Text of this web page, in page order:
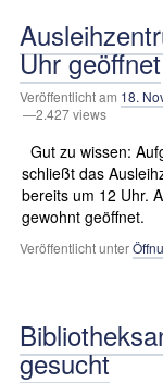
Uhr geöffnet
Veröffentlicht am 18.
—2.427 views
Gut zu wissen:
schließt das
bereits um 12 Uhr.
gewohnt geöffnet.
Veröffentlicht unter
gesucht